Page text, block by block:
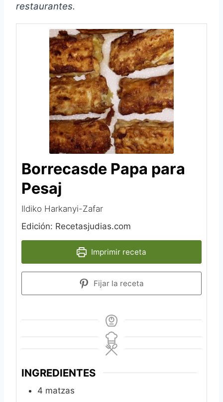
restaurantes.
Borrecasde Papa para
Pesaj
Ildiko Harkanyi-Zafar
Edición: Recetasjudias.com
Imprimir receta
Fijar la receta
INGREDIENTES
4 matzas